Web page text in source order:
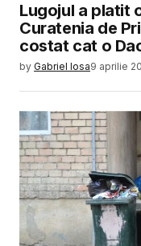
Lugojul a platit
Curatenia de
costat cat o
by Gabriel Iosa9 aprilie